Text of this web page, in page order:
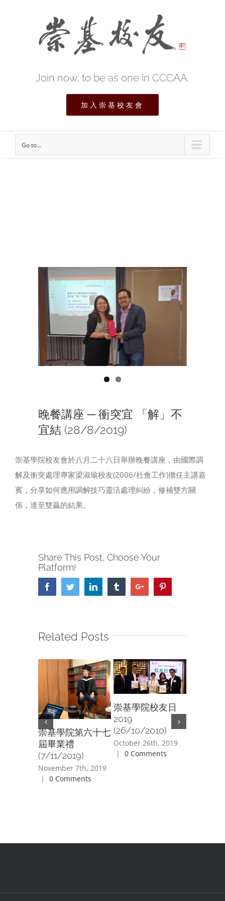
Join now, to be as one in CCCAA.
加入崇基校友會
Go to...
Larger
Image
晚餐講座 ─ 衝突宜 「解」不
宜結 (28/8/2019)
崇基學院校友會於八月二十八日舉辦晚餐講座，由國際調
解及衝突處理專家梁淑瑜校友(2006/社會工作)擔任主講嘉
賓，分享如何應用調解技巧靈活處理糾紛，修補雙方關
係，達至雙贏的結果。
Share This Post, Choose Your
Platform!
FacebookTwitterLinkedin TumblrGoogle+
Related Posts
崇基學院第六十七
屆畢業禮
(7/11/2019)
November 7th, 2019
|
0 Comments
崇基學院校友日
2019
(26/10/2010)
October 26th, 2019
|
0 Comments